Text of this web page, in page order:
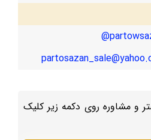
و مشاوره روی دکمه زیر کلیک